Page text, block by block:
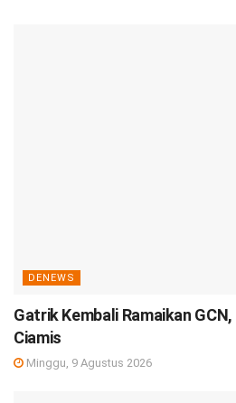
DENEWS
Gatrik Kembali Ramaikan
Ciamis
Minggu, 9 Agustus 2026